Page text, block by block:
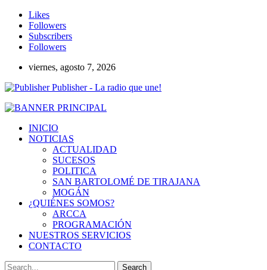
Likes
Followers
Subscribers
Followers
viernes, agosto 7, 2026
Publisher - La radio que une!
INICIO
NOTICIAS
ACTUALIDAD
SUCESOS
POLITICA
SAN BARTOLOMÉ DE TIRAJANA
MOGÁN
¿QUIÉNES SOMOS?
ARCCA
PROGRAMACIÓN
NUESTROS SERVICIOS
CONTACTO